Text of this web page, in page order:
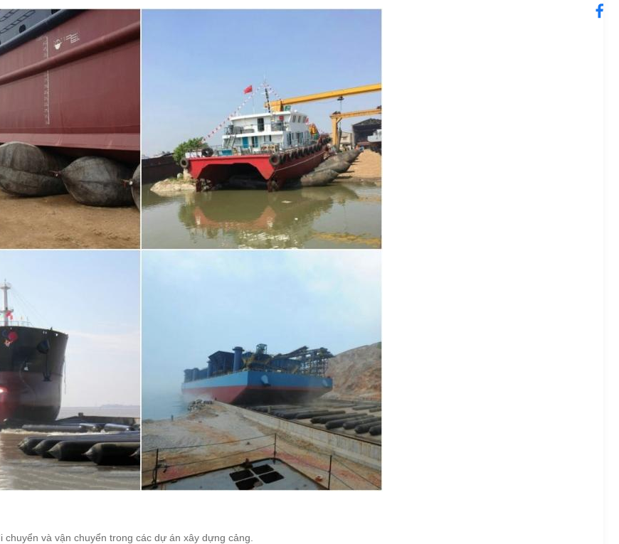
và vận chuyển trong các dự án xây dựng cảng.